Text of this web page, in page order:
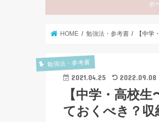
ホ
HOME 勉強法・参考書 【中学
勉強法・参考書
2021.04.25 2022.09.08
【中学・高校
ておくべき？収